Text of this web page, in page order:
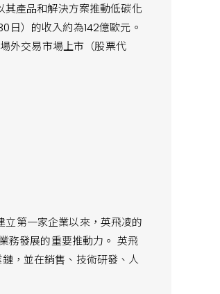
產品和解決方案推動低碳化
）的收入約為142億歐元。
外交易市場上市（股票代
立第一家企業以來，英飛凌的
務發展的重要推動力。 英飛
，並在銷售、技術研發、人